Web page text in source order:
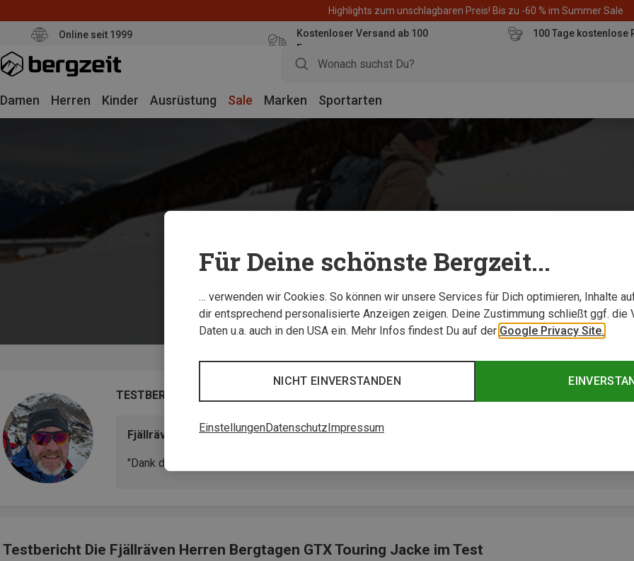
Highlights zum unschlagbaren Preis! Bis zu -60 % im Summer Sale
Online seit 1999
Kostenloser Versand ab 100
Euro
100 Tage kostenlose
Damen Herren Kinder Ausrüstung Sale Marken Sportarten
TESTBERICHT
Fjällräven Herren Bergtagen GTX Touring Jacke
"Dank der funktionalen Form der Jacke hatte ich perfekte Bewegungsfreiheit."
Testbericht Die Fjällräven Herren Bergtagen GTX Touring Jacke im Test
Für Deine schönste Bergzeit...
… verwenden wir Cookies. So können wir unsere Services für Dich optimieren, Inhalte
dir entsprechend personalisierte Anzeigen zeigen. Deine Zustimmung schließt ggf. die
Daten u.a. auch in den USA ein. Mehr Infos findest Du auf der Google Privacy Site.
NICHT EINVERSTANDEN
EinstellungenDatenschutz Impressum